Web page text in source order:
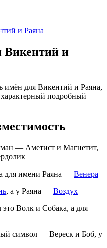
и Раяна
Викентий и
имён для Викентий и Раяна,
подробный
— Аметист и Магнетит,
для имени Раяна — Венера
, а у Раяна — Воздух
Волк и Собака, а для
символ — Вереск и Боб, у